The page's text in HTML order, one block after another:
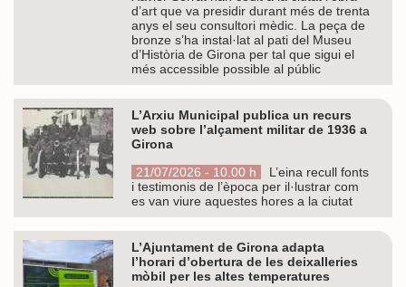
d’art que va presidir durant més de trenta
anys el seu consultori mèdic. La peça de
bronze s’ha instal·lat al pati del Museu
d’Història de Girona per tal que sigui el
més accessible possible al públic
L’Arxiu Municipal publica un recurs
web sobre l’alçament militar de 1936 a
Girona
21/07/2026 - 10.00 h
L’eina recull fonts
i testimonis de l’època per il·lustrar com
es van viure aquestes hores a la ciutat
L’Ajuntament de Girona adapta
l’horari d’obertura de les deixalleries
mòbil per les altes temperatures